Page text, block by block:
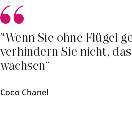
"Wenn Sie ohne Flügel
verhindern Sie nicht,
wachsen“
Coco Chanel